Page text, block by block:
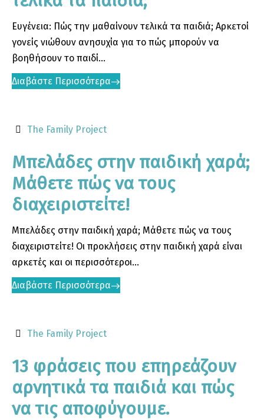
Ευγένεια: Πώς την μαθαίνουν τελικά τα παιδιά; Αρκετοί
γονείς νιώθουν ανησυχία για το πώς μπορούν να
βοηθήσουν το παιδί...
Διαβάστε Περισσότερα
The Family Project
Μπελάδες στην παιδική χαρά;
Μάθετε πώς να τους
διαχειριστείτε!
Μπελάδες στην παιδική χαρά; Μάθετε πώς να τους
διαχειριστείτε! Οι προκλήσεις στην παιδική χαρά είναι
αρκετές και οι περισσότεροι...
Διαβάστε Περισσότερα
The Family Project
13 φράσεις που επηρεάζουν
αρνητικά τα παιδιά και πώς
να τις αποφύγουμε.